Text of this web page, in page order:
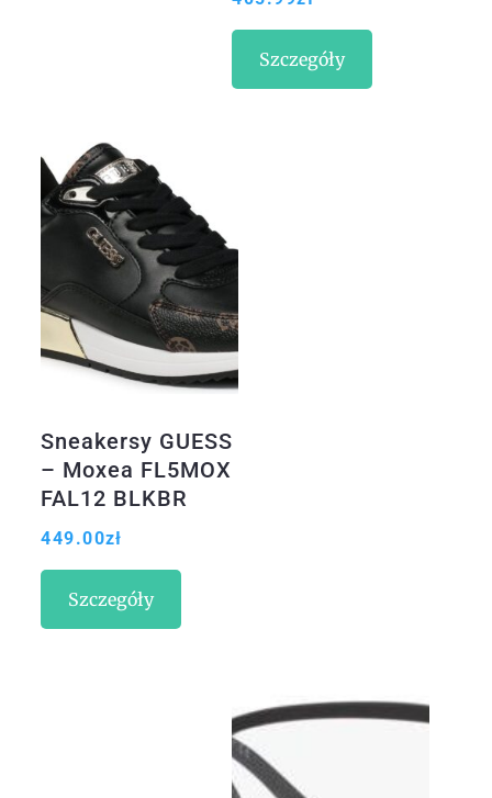
Szczegóły
Sneakersy GUESS
– Moxea FL5MOX
FAL12 BLKBR
449.00zł
Szczegóły